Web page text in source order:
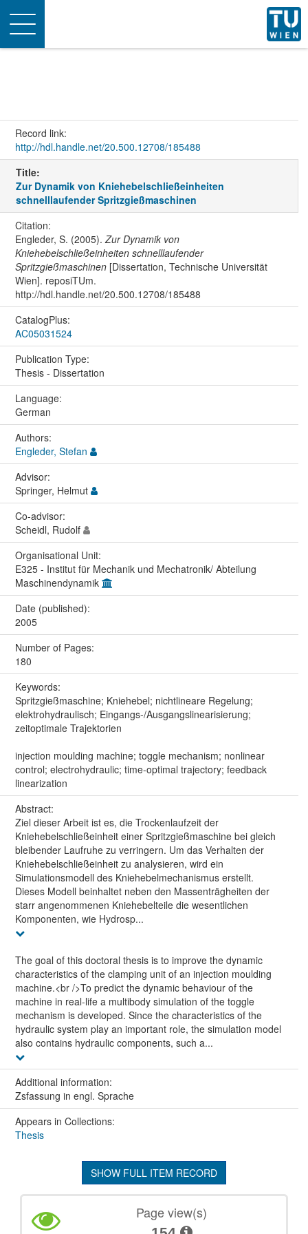
Toggle
navigation
Record link:
http://hdl.handle.net/20.500.12708/185488
Title:
Zur Dynamik von Kniehebelschließeinheiten
schnelllaufender Spritzgießmaschinen
Citation:
Engleder, S. (2005).Zur Dynamik von
Kniehebelschließeinheiten schnelllaufender
Spritzgießmaschinen[Dissertation, Technische Universität
Wien]. reposiTUm.
http://hdl.handle.net/20.500.12708/185488
CatalogPlus:
AC05031524
Publication Type:
Thesis - Dissertation
Language:
German
Authors:
Engleder, Stefan
Advisor:
Springer, Helmut
Co-advisor:
Scheidl, Rudolf
Organisational Unit:
E325 - Institut für Mechanik und Mechatronik/ Abteilung
Maschinendynamik
Date (published):
2005
Number of Pages:
180
Keywords:
Spritzgießmaschine; Kniehebel; nichtlineare Regelung;
elektrohydraulisch; Eingangs-/Ausgangslinearisierung;
zeitoptimale Trajektorien
injection moulding machine; toggle mechanism; nonlinear
control; electrohydraulic; time-optimal trajectory; feedback
linearization
Abstract:
Ziel dieser Arbeit ist es, die Trockenlaufzeit der
Kniehebelschließeinheit einer Spritzgießmaschine bei gleich
bleibender Laufruhe zu verringern. Um das Verhalten der
Kniehebelschließeinheit zu analysieren, wird ein
Simulationsmodell des Kniehebelmechanismus erstellt.
Dieses Modell beinhaltet neben den Massenträgheiten der
starr angenommenen Kniehebelteile die wesentlichen
Komponenten, wie Hydrosp...
The goal of this doctoral thesis is to improve the dynamic
characteristics of the clamping unit of an injection moulding
machine.<br />To predict the dynamic behaviour of the
machine in real-life a multibody simulation of the toggle
mechanism is developed. Since the characteristics of the
hydraulic system play an important role, the simulation model
also contains hydraulic components, such a...
Additional information:
Zsfassung in engl. Sprache
Appears in Collections:
Thesis
SHOW FULL ITEM RECORD
Page view(s)